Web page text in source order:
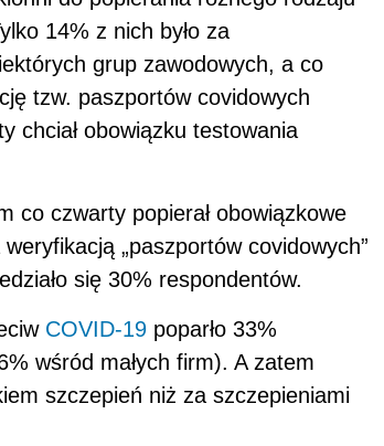
14% z nich było za
grup zawodowych, a co
tzw. paszportów covidowych
chciał obowiązku testowania
co czwarty popierał obowiązkowe
„paszportów covidowych”
się 30% respondentów.
COVID-19 poparło 33%
wśród małych firm). A zatem
szczepień niż za szczepieniami